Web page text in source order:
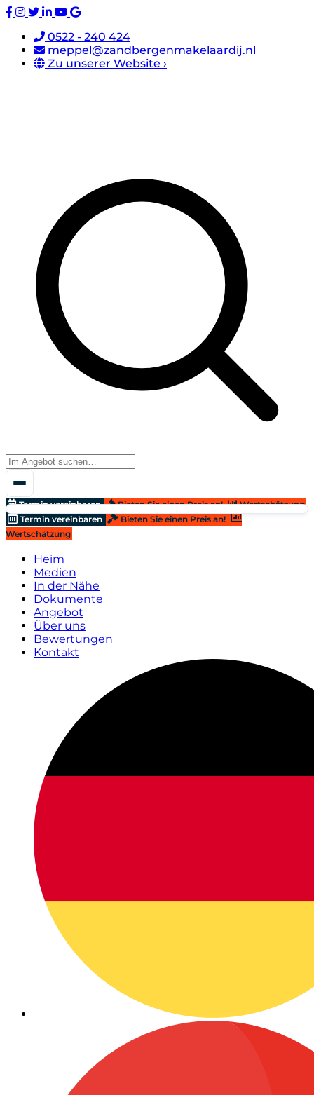
0522 - 240 424
meppel@zandbergenmakelaardij.nl
Zu unserer Website ›
Termin vereinbaren Bieten Sie einen Preis an!
Wertschätzung
Termin vereinbaren
Bieten Sie einen Preis an!
Wertschätzung
Heim
Medien
In der Nähe
Dokumente
Angebot
Über uns
Bewertungen
Kontakt